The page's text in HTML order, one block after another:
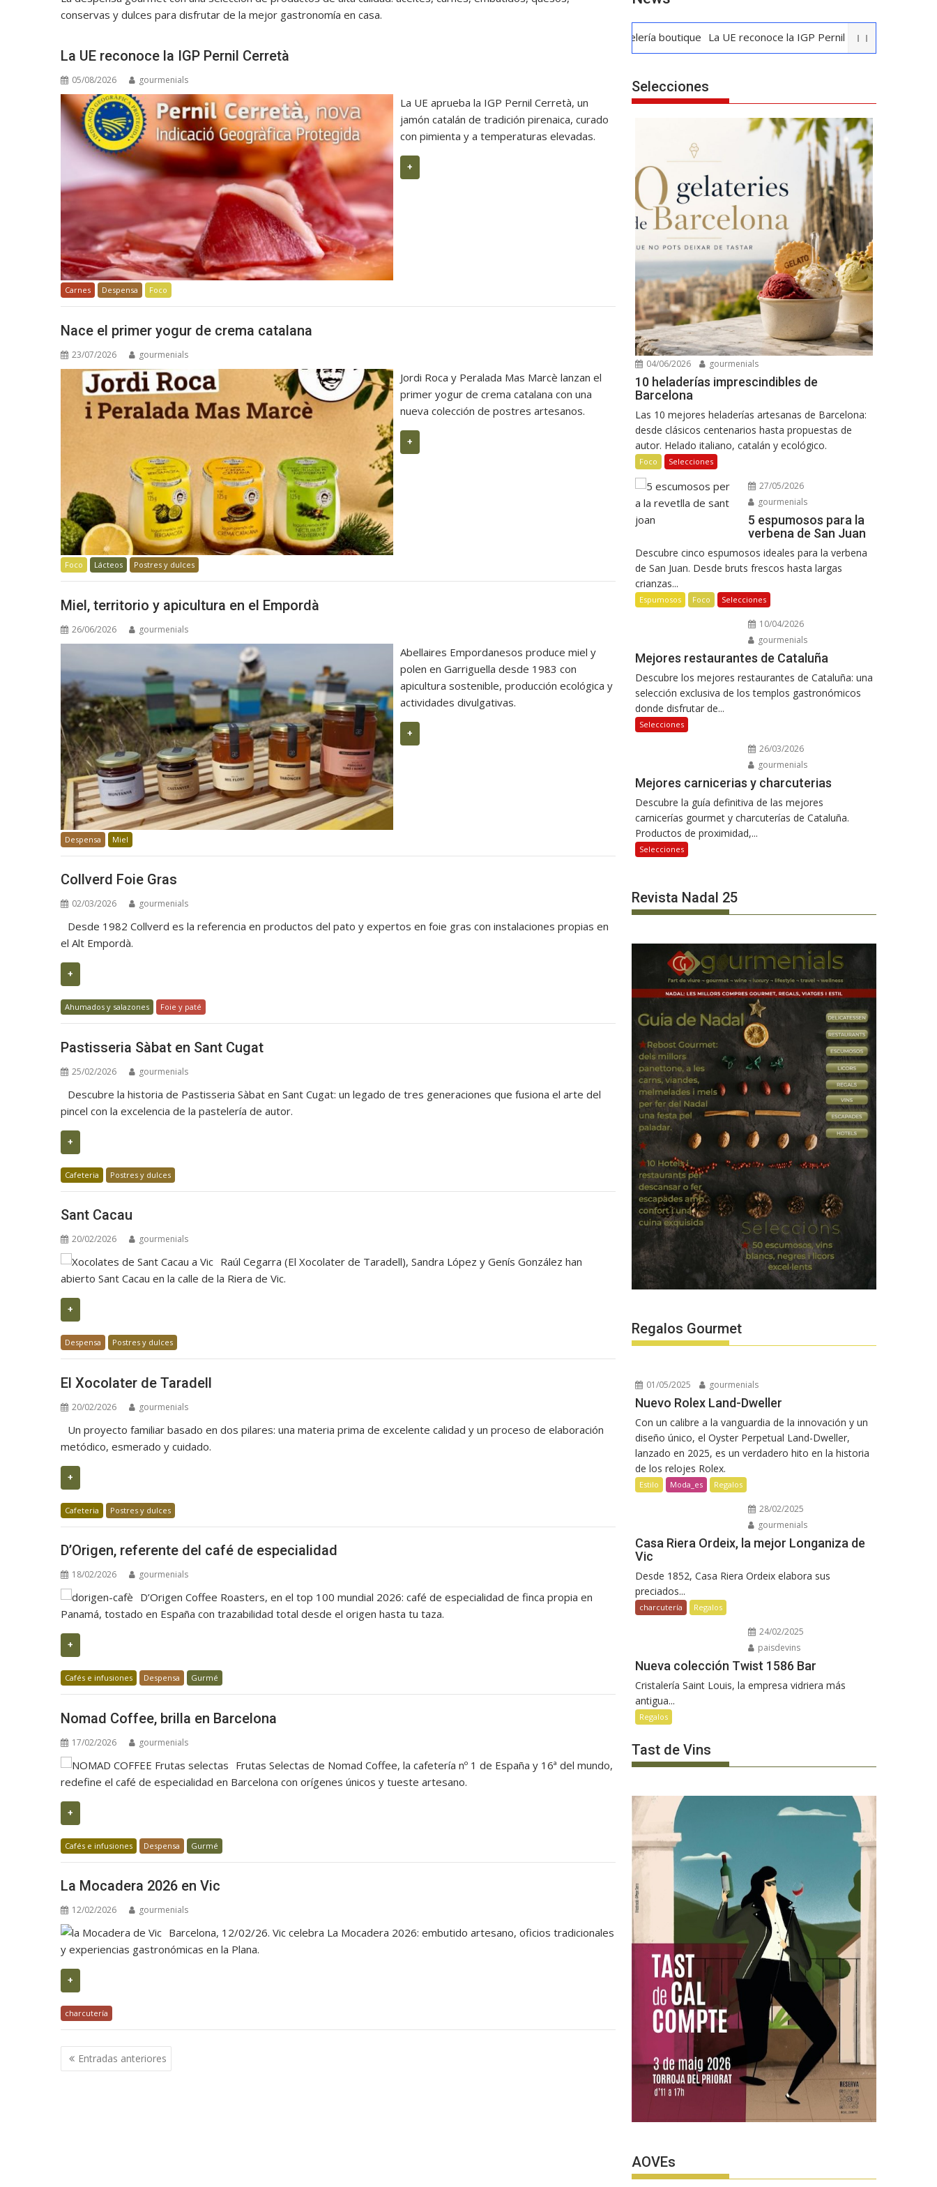
conservas y dulces para disfrutar de la mejor gastronomía en casa.
La UE reconoce la IGP Pernil Cerretà
05/08/2026 gourmenials
La UE aprueba la IGP Pernil Cerretà, un
jamón catalán de tradición pirenaica, curado
con pimienta y a temperaturas elevadas.
+
Carnes Despensa Foco
Nace el primer yogur de crema catalana
23/07/2026 gourmenials
Jordi Roca y Peralada Mas Marcè lanzan el
primer yogur de crema catalana con una
nueva colección de postres artesanos.
+
Foco Lácteos Postres y dulces
Miel, territorio y apicultura en el Empordà
26/06/2026 gourmenials
Abellaires Empordanesos produce miel y
polen en Garriguella desde 1983 con
apicultura sostenible, producción ecológica y
actividades divulgativas.
+
Despensa Miel
Collverd Foie Gras
02/03/2026 gourmenials
Desde 1982 Collverd es la referencia en productos del pato y expertos en foie gras con instalaciones propias en
el Alt Empordà.
+
Ahumados y salazones Foie y paté
Pastisseria Sàbat en Sant Cugat
25/02/2026 gourmenials
Descubre la historia de Pastisseria Sàbat en Sant Cugat: un legado de tres generaciones que fusiona el arte del
pincel con la excelencia de la pastelería de autor.
+
Cafeteria Postres y dulces
Sant Cacau
20/02/2026 gourmenials
Raúl Cegarra (El Xocolater de Taradell), Sandra López y Genís González han
abierto Sant Cacau en la calle de la Riera de Vic.
+
Despensa Postres y dulces
El Xocolater de Taradell
20/02/2026 gourmenials
Un proyecto familiar basado en dos pilares: una materia prima de excelente calidad y un proceso de elaboración
metódico, esmerado y cuidado.
+
Cafeteria Postres y dulces
D’Origen, referente del café de especialidad
18/02/2026 gourmenials
D’Origen Coffee Roasters, en el top 100 mundial 2026: café de especialidad de finca propia en
Panamá, tostado en España con trazabilidad total desde el origen hasta tu taza.
+
Cafés e infusiones Despensa Gurmé
Nomad Coffee, brilla en Barcelona
17/02/2026 gourmenials
Frutas Selectas de Nomad Coffee, la cafetería nº 1 de España y 16ª del mundo,
redefine el café de especialidad en Barcelona con orígenes únicos y tueste artesano.
+
Cafés e infusiones Despensa Gurmé
La Mocadera 2026 en Vic
12/02/2026 gourmenials
Barcelona, 12/02/26. Vic celebra La Mocadera 2026: embutido artesano, oficios tradicionales
y experiencias gastronómicas en la Plana.
+
charcutería
Navegación
de
Entradas anteriores
Casa METT Sitges estrena hotelería boutique La UE reconoce la IGP Pernil Cerretà Vendimia
Selecciones
04/06/2026 gourmenials
10 heladerías imprescindibles de
Barcelona
Las 10 mejores heladerías artesanas de Barcelona:
desde clásicos centenarios hasta propuestas de
autor. Helado italiano, catalán y ecológico.
Foco Selecciones
27/05/2026
gourmenials
5 espumosos para la
verbena de San Juan
Descubre cinco espumosos ideales para la verbena
de San Juan. Desde bruts frescos hasta largas
crianzas...
Espumosos Foco Selecciones
10/04/2026
gourmenials
Mejores restaurantes de Cataluña
Descubre los mejores restaurantes de Cataluña: una
selección exclusiva de los templos gastronómicos
donde disfrutar de...
Selecciones
26/03/2026
gourmenials
Mejores carnicerias y charcuterias
Descubre la guía definitiva de las mejores
carnicerías gourmet y charcuterías de Cataluña.
Productos de proximidad,...
Selecciones
Revista Nadal 25
Regalos Gourmet
01/05/2025 gourmenials
Nuevo Rolex Land-Dweller
Con un calibre a la vanguardia de la innovación y un
diseño único, el Oyster Perpetual Land-Dweller,
lanzado en 2025, es un verdadero hito en la historia
de los relojes Rolex.
Estilo Moda_es Regalos
28/02/2025
gourmenials
Casa Riera Ordeix, la mejor Longaniza de
Vic
Desde 1852, Casa Riera Ordeix elabora sus
preciados...
charcutería Regalos
24/02/2025
paisdevins
Nueva colección Twist 1586 Bar
Cristalería Saint Louis, la empresa vidriera más
antigua...
Regalos
Tast de Vins
AOVEs